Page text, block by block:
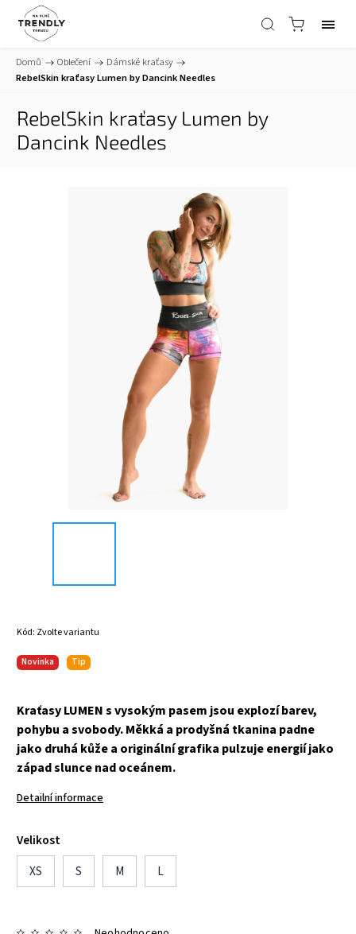
Domů / Oblečení / Dámské kraťasy /
RebelSkin kraťasy Lumen by Dancink Needles
RebelSkin kraťasy Lumen by
Dancink Needles
Kód: Zvolte variantu
Novinka Tip
Kraťasy LUMEN s vysokým pasem jsou explozí barev,
pohybu a svobody. Měkká a prodyšná tkanina padne
jako druhá kůže a originální grafika pulzuje energií jako
západ slunce nad oceánem.
Detailní informace
Velikost
XS
S M L